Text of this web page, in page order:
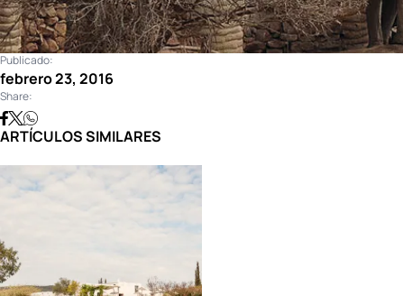
Publicado:
febrero 23, 2016
Share:
ARTÍCULOS SIMILARES